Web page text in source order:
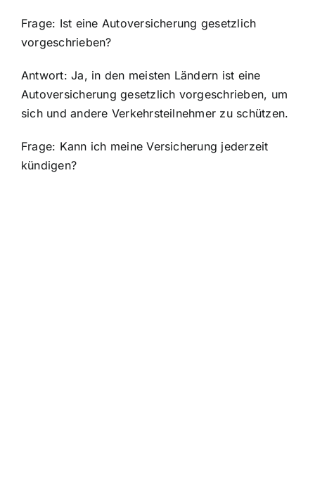
Frage: Ist eine Autoversicherung gesetzlich
vorgeschrieben?
Antwort: Ja, in den meisten Ländern ist eine
Autoversicherung gesetzlich vorgeschrieben, um
sich und andere Verkehrsteilnehmer zu schützen.
Frage: Kann ich meine Versicherung jederzeit
kündigen?